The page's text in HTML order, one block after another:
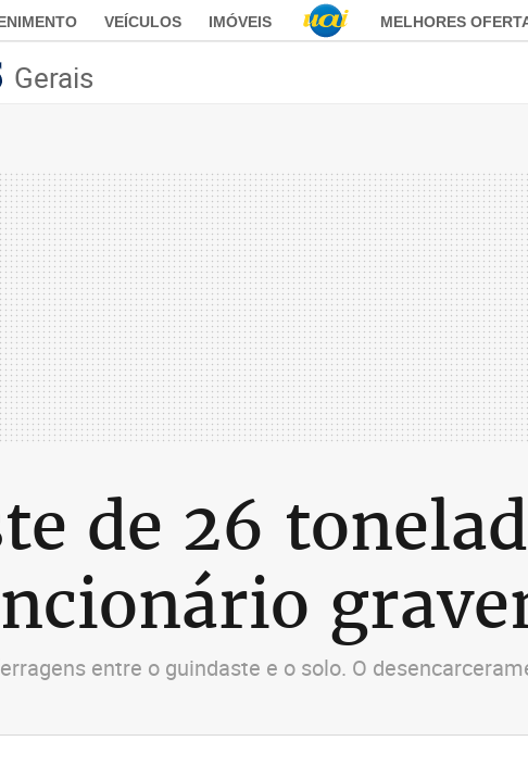
VEÍCULOS IMÓVEIS MELHORES
Gerais
de 26
entre o guindaste e o solo. O